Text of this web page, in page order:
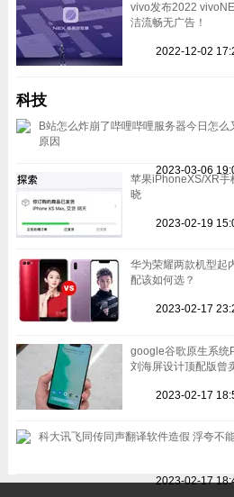
vivo发布2022
洁流畅无广告！
2022-12-02
科技
B站怎么炸崩了哔哩哔哩服务器今日怎
原因
2023-03-06
苹果iPhoneXS/XR手
晓
2023-02-19
华为荣耀两款机型起
配该如何选？
2023-02-17
google谷歌原生系统
刘海屏设计顶配版曾
2023-02-17
科大讯飞同传同声翻译软件造假 浮夸不
2023-02-17